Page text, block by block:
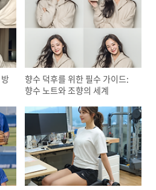
향수 덕후를 위한 필수 가이드:
향수 노트와 조향의 세계